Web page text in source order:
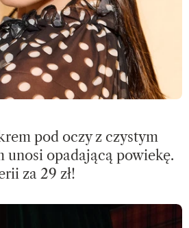
pod oczy z czystym
unosi opadającą powiekę.
za 29 zł!